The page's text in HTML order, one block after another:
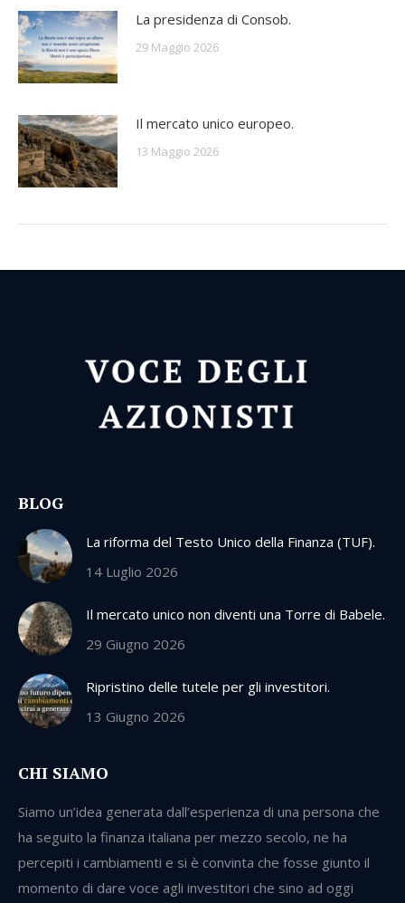
La presidenza di Consob.
29 Maggio 2026
Il mercato unico europeo.
13 Maggio 2026
BLOG
La riforma del Testo Unico della Finanza (TUF).
14 Luglio 2026
Il mercato unico non diventi una Torre di Babele.
29 Giugno 2026
Ripristino delle tutele per gli investitori.
13 Giugno 2026
CHI SIAMO
Siamo un’idea generata dall’esperienza di una persona che
ha seguito la finanza italiana per mezzo secolo, ne ha
percepiti i cambiamenti e si è convinta che fosse giunto il
momento di dare voce agli investitori che sino ad oggi